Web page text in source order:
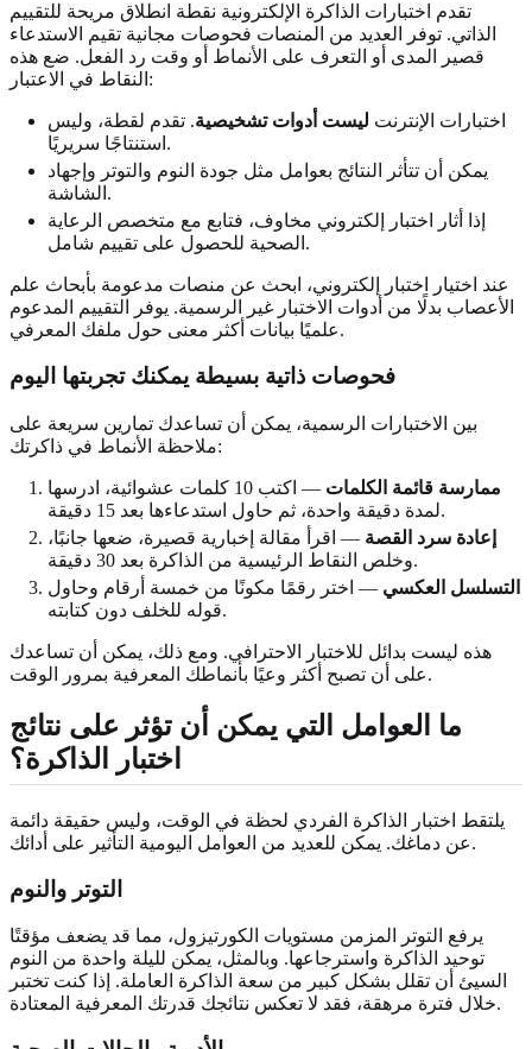
تقدم اختبارات الذاكرة الإلكترونية نقطة انطلاق مريحة للتقييم
الذاتي. توفر العديد من المنصات فحوصات مجانية تقيم الاستدعاء
قصير المدى أو التعرف على الأنماط أو وقت رد الفعل. ضع هذه
النقاط في الاعتبار:
اختبارات الإنترنت ليست أدوات تشخيصية. تقدم لقطة، وليس
استنتاجًا سريريًا.
يمكن أن تتأثر النتائج بعوامل مثل جودة النوم والتوتر وإجهاد
الشاشة.
إذا أثار اختبار إلكتروني مخاوف، فتابع مع متخصص الرعاية
الصحية للحصول على تقييم شامل.
عند اختيار اختبار إلكتروني، ابحث عن منصات مدعومة بأبحاث علم
الأعصاب بدلًا من أدوات الاختبار غير الرسمية. يوفر التقييم المدعوم
علميًا بيانات أكثر معنى حول ملفك المعرفي.
فحوصات ذاتية بسيطة يمكنك تجربتها اليوم
بين الاختبارات الرسمية، يمكن أن تساعدك تمارين سريعة على
ملاحظة الأنماط في ذاكرتك:
ممارسة قائمة الكلمات
— اكتب 10 كلمات عشوائية، ادرسها
لمدة دقيقة واحدة، ثم حاول استدعاءها بعد 15 دقيقة.
إعادة سرد القصة — اقرأ مقالة إخبارية قصيرة، ضعها جانبًا،
وخلص النقاط الرئيسية من الذاكرة بعد 30 دقيقة.
التسلسل العكسي — اختر رقمًا مكونًا من خمسة أرقام وحاول
قوله للخلف دون كتابته.
هذه ليست بدائل للاختبار الاحترافي. ومع ذلك، يمكن أن تساعدك
على أن تصبح أكثر وعيًا بأنماطك المعرفية بمرور الوقت.
ما العوامل التي يمكن أن تؤثر على نتائج
اختبار الذاكرة؟
يلتقط اختبار الذاكرة الفردي لحظة في الوقت، وليس حقيقة دائمة
عن دماغك. يمكن للعديد من العوامل اليومية التأثير على أدائك.
التوتر والنوم
يرفع التوتر المزمن مستويات الكورتيزول، مما قد يضعف مؤقتًا
توحيد الذاكرة واسترجاعها. وبالمثل، يمكن لليلة واحدة من النوم
السيئ أن تقلل بشكل كبير من سعة الذاكرة العاملة. إذا كنت تختبر
خلال فترة مرهقة، فقد لا تعكس نتائجك قدرتك المعرفية المعتادة.